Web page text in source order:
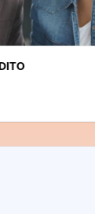
FAÇA A